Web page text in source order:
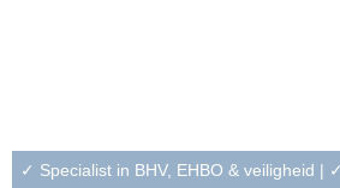
✓ Specialist in BHV, EHBO & veiligheid |